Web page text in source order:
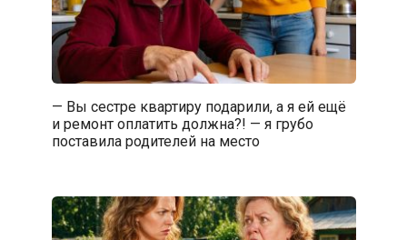
— Вы сестре квартиру подарили, а я ей ещё
и ремонт оплатить должна?! — я грубо
поставила родителей на место